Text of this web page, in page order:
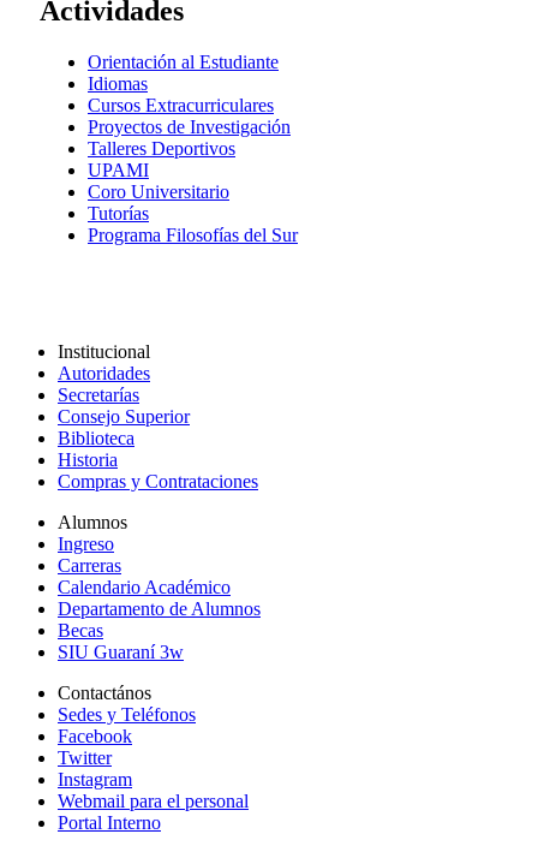
Actividades
Orientación al Estudiante
Idiomas
Cursos Extracurriculares
Proyectos de Investigación
Talleres Deportivos
UPAMI
Coro Universitario
Tutorías
Programa Filosofías del Sur
Institucional
Autoridades
Secretarías
Consejo Superior
Biblioteca
Historia
Compras y Contrataciones
Alumnos
Ingreso
Carreras
Calendario Académico
Departamento de Alumnos
Becas
SIU Guaraní 3w
Contactános
Sedes y Teléfonos
Facebook
Twitter
Instagram
Webmail para el personal
Portal Interno